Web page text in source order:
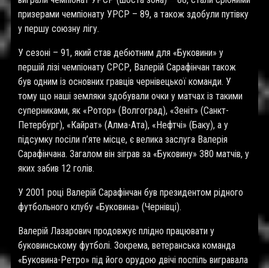
призерами чемпіонату УРСР – 89, а також здобули путівку
у першу союзну лігу.
У сезоні – 91, який став дебютним для «Буковини» у
першій лізі чемпіонату СРСР, Валерій Сарафінчан також
був одним із основних гравців чернівецької команди. У
тому що наші земляки здобували очки у матчах із такими
суперниками, як «Ротор» (Волгоград), «Зеніт» (Санкт-
Петербург), «Кайрат» (Алма-Ата), «Нефтчі» (Баку), а у
підсумку посіли п’яте місце, є велика заслуга Валерія
Сарафінчана. Загалом він зіграв за «Буковину» 380 матчів, у
яких забив 12 голів.
У 2001 році Валерій Сарафінчан був президентом рідного
футбольного клубу «Буковина» (Чернівці).
Валерій Лазарович продовжує плідно працювати у
буковинському футболі. Зокрема, ветеранська команда
«Буковина-Ретро» під його орудою двічі поспіль вигравала